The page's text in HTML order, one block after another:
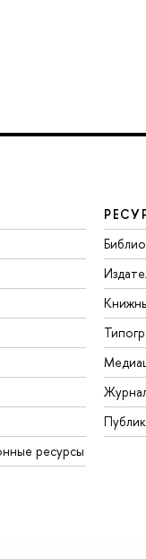
ресурсы